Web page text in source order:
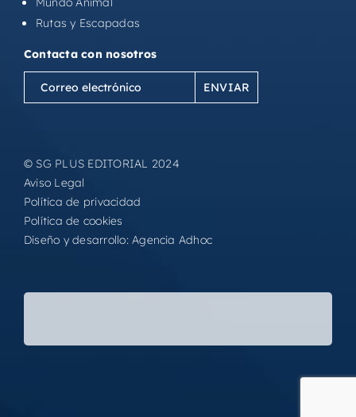
Rutas y Escapadas
Contacta con nosotros
Correo
electrónico
© SG PLUS EDITORIAL 2024
Aviso Legal
Política de privacidad
Política de cookies
Diseño y desarrollo:Agencia Adhoc